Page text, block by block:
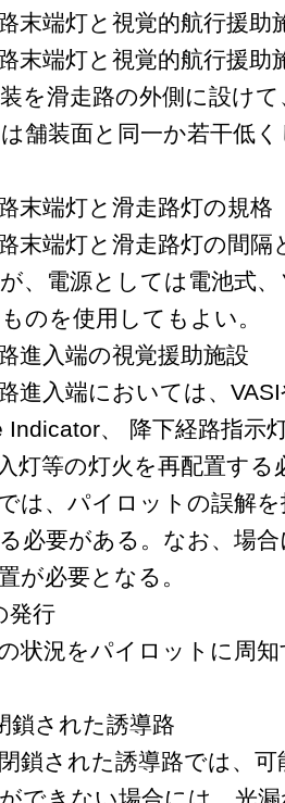
末端灯と視覚的航行援助
末端灯と視覚的航行援助
を滑走路の外側に設け
舗装面と同一か若干低
末端灯と滑走路灯の規格
末端灯と滑走路灯の間隔
、電源としては電池式
のを使用してもよい。
進入端の視覚援助施設
進入端においては、
Indicator、 降下経路指示
灯等の灯火を再配置す
は、パイロットの誤解
必要がある。なお、場
が必要となる。
発行
状況をパイロットに周
鎖された誘導路
鎖された誘導路では、可